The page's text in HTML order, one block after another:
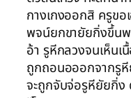
กางเกงออกสิ ครูข
พจน์ยกขายัยกิ่งขึ้นพ
อ้า รูหีกลวงจนเห็น
ถูกถอนอออกจากรู
จะถูกจับจ่อรูหียัยกิ่ง